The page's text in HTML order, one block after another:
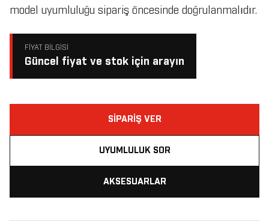
model uyumluluğu sipariş öncesinde doğrulanmalıdır.
FIYAT BILGISI
Güncel fiyat ve stok için arayın
SIPARIŞ VER
UYUMLULUK SOR
AKSESUARLAR